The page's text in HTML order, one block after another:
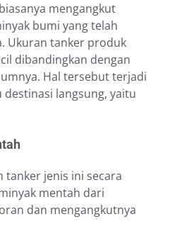
mengangkut
bumi yang telah
Ukuran tanker produk
dibandingkan dengan
Hal tersebut terjadi
langsung, yaitu
tanker jenis ini secara
mentah dari
dan mengangkutnya